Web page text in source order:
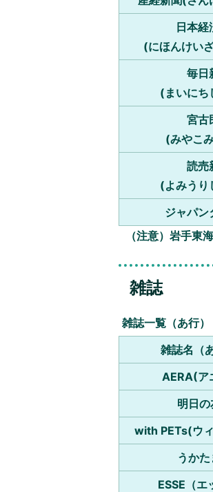
日本経
(にほんけい
毎日
(まいにち
宮古
(みやこ
読売
(よみうり
ジャパン
（注意）岩手東
雑誌
雑誌一覧（あ行）
雑誌名（
AERA(ア
明日の
with PETs(ウ
うかた
ESSE（エ